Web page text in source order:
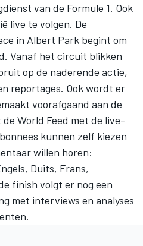
van de Formule 1. Ook
live te volgen. De
in Albert Park begint om
Vanaf het circuit blikken
op de naderende actie,
reportages. Ook wordt er
voorafgaand aan de
World Feed met de live-
kunnen zelf kiezen
willen horen:
Duits, Frans,
finish volgt er nog een
met interviews en analyses